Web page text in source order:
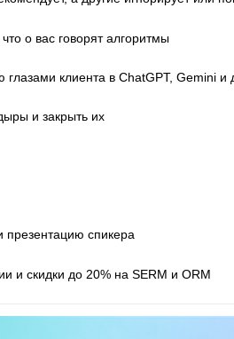
о вас говорят алгоритмы
глазами клиента в ChatGPT, Gemini и
и закрыть их
презентацию спикера
и скидки до 20% на SERM и ORM